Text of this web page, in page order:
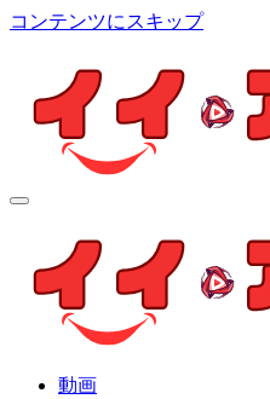
コンテンツにスキップ
個人制作アニメを中心とした
動画